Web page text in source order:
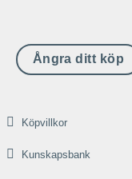
Ångra ditt köp
Köpvillkor
Kunskapsbank